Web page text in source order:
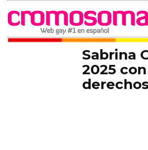
Sabrina
2025